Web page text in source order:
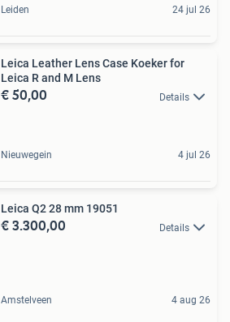
Leiden 24 jul 26
Leica Leather Lens Case Koeker for
Leica R and M Lens
€ 50,00 Details
Nieuwegein 4 jul 26
Leica Q2 28 mm 19051
€ 3.300,00 Details
Amstelveen 4 aug 26